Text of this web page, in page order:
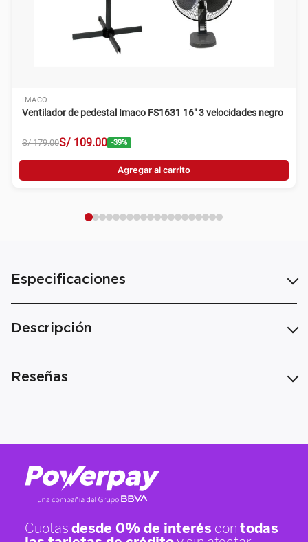
IMACO
Ventilador de pedestal Imaco FS1631 16" 3 velocidades negro
S/ 179.00S/ 109.00 -39%
Agregar al carrito
Especificaciones
Descripción
Reseñas